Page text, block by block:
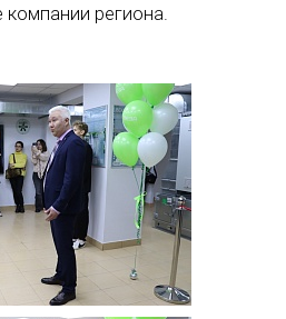
компании региона.